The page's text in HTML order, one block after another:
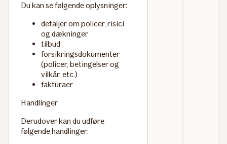
Du kan se følgende oplysninger:
detaljer om policer, risici
og dækninger
tilbud
forsikringsdokumenter
(policer, betingelser og
vilkår, etc.)
fakturaer
Handlinger
Derudover kan du udføre
følgende handlinger: